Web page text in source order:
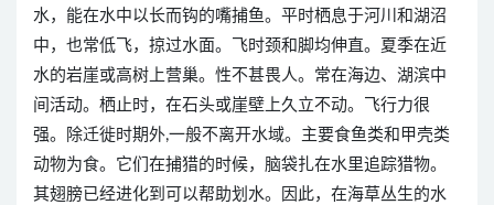
水，能在水中以长而钩的嘴捕鱼。平时栖息于河川和湖沼
中，也常低飞，掠过水面。飞时颈和脚均伸直。夏季在近
水的岩崖或高树上营巢。性不甚畏人。常在海边、湖滨中
间活动。栖止时，在石头或崖壁上久立不动。飞行力很
强。除迁徙时期外,一般不离开水域。主要食鱼类和甲壳类
动物为食。它们在捕猎的时候，脑袋扎在水里追踪猎物。
其翅膀已经进化到可以帮助划水。因此，在海草丛生的水